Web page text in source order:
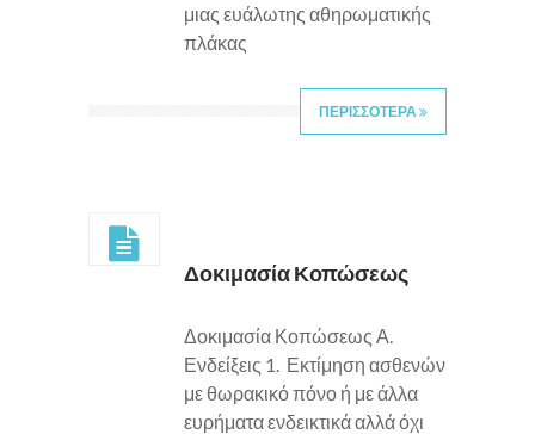
μιας ευάλωτης αθηρωματικής
πλάκας
ΠΕΡΙΣΣΟΤΕΡΑ
Δοκιμασία Κοπώσεως
Δοκιμασία Κοπώσεως Α.
Ενδείξεις 1. Εκτίμηση ασθενών
με θωρακικό πόνο ή με άλλα
ευρήματα ενδεικτικά αλλά όχι